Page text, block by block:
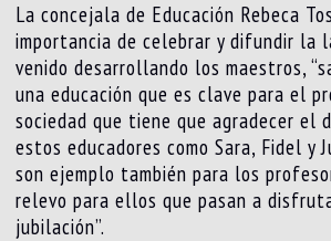
La concejala de Educación Rebeca
importancia de celebrar y difundir la
venido desarrollando los maestros,
una educación que es clave para el
sociedad que tiene que agradecer el
estos educadores como Sara, Fidel y
son ejemplo también para los
relevo para ellos que pasan a
jubilación”.